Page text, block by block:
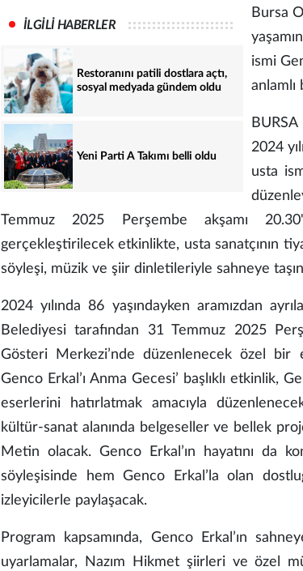
İLGİLİ HABERLER
Restoranını patili dostlara açtı,
sosyal medyada gündem oldu
Yeni Parti A Takımı belli oldu
Bursa
ismi
2024
usta
Temmuz 2025 Perşembe akşamı
gerçekleştirilecek etkinlikte, usta sanatçının
söyleşi, müzik ve şiir dinletileriyle sahneye
2024 yılında 86 yaşındayken aramızdan
Belediyesi tarafından 31 Temmuz 2025
Gösteri Merkezi’nde düzenlenecek özel bir
Genco Erkal’ı Anma Gecesi’ başlıklı etkinlik,
eserlerini hatırlatmak amacıyla
kültür-sanat alanında belgeseller ve bellek
Metin olacak. Genco Erkal’ın hayatını da
söyleşisinde hem Genco Erkal’la olan
izleyicilerle paylaşacak.
Program kapsamında, Genco Erkal’ın
uyarlamalar, Nazım Hikmet şiirleri ve özel